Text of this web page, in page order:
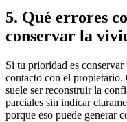
5. Qué errores
conservar la
Si tu prioridad es
contacto con el propietario.
suele ser reconstruir la
parciales sin indicar
porque eso puede generar